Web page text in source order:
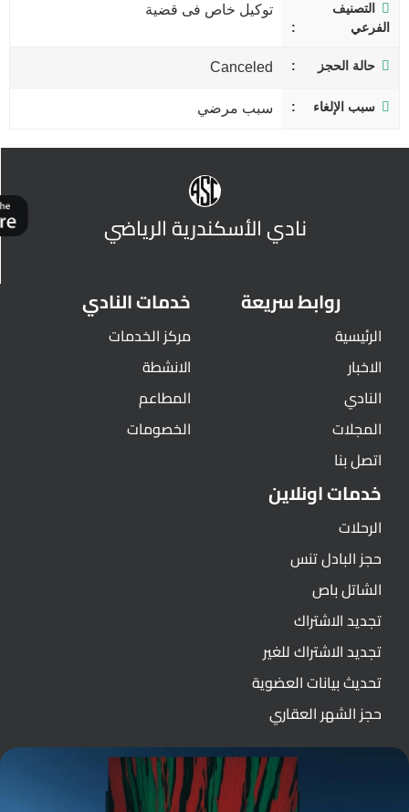
التصنيف
الفرعي
توكيل خاص فى قضية
حالة الحجز Canceled
سبب الإلغاء سبب مرضي
نادي الأسكندرية الرياضي
روابط سريعة
الرئيسية
الاخبار
النادي
المجلات
اتصل بنا
خدمات النادي
مركز الخدمات
الانشطة
المطاعم
الخصومات
خدمات اونلاين
الرحلات
حجز البادل تنس
الشاتل باص
تجديد الاشتراك
تجديد الاشتراك للغير
تحديث بيانات العضوية
حجز الشهر العقاري